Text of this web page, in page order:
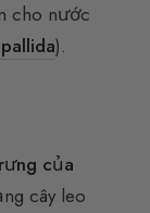
cho nước
).
của
cây leo